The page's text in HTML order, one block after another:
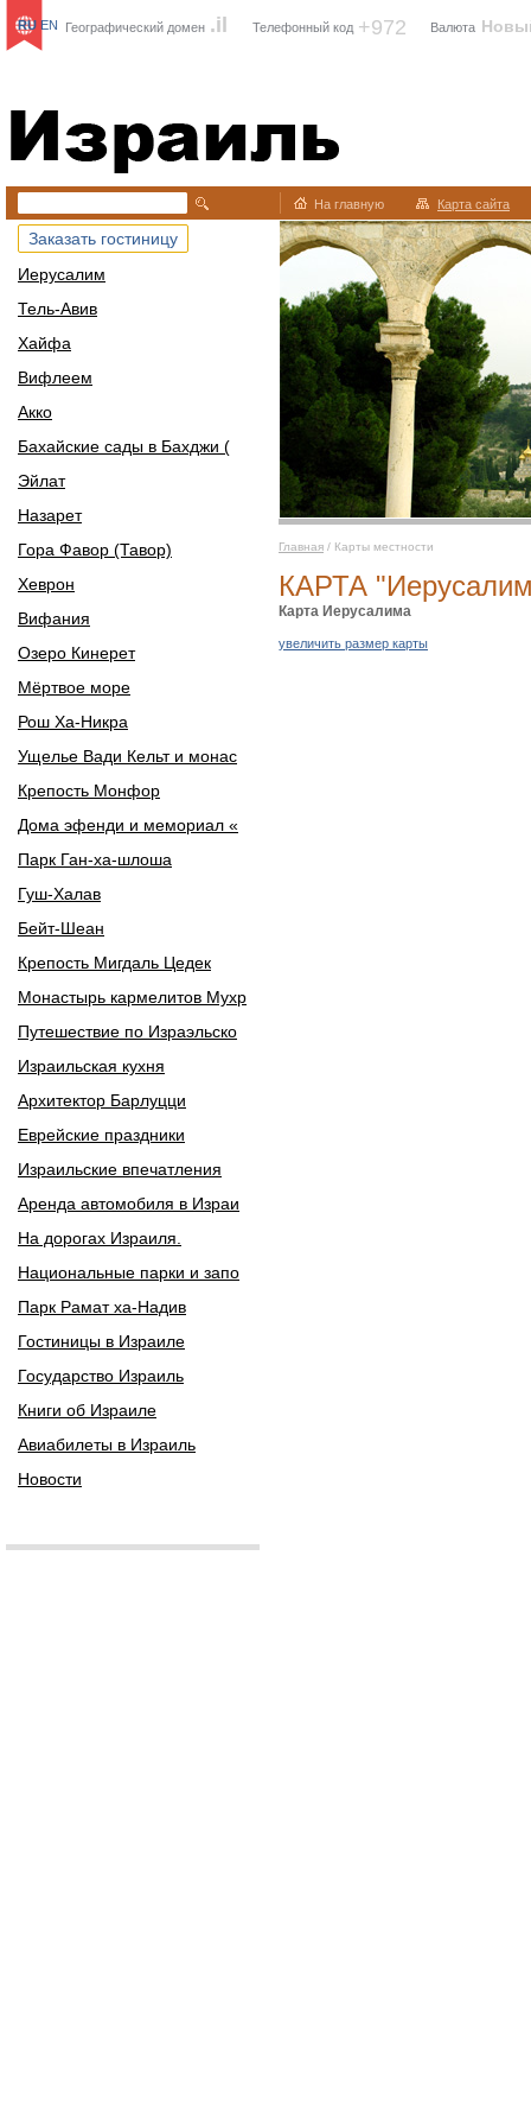
Израиль
Географический домен .il Телефонный код +972 Валюта
RU EN
На главную Карта сайта
Заказать гостиницу
Иерусалим
Тель-Авив
Хайфа
Вифлеем
Акко
Бахайские сады в Бахджи (
Эйлат
Назарет
Гора Фавор (Тавор)
Хеврон
Вифания
Озеро Кинерет
Мёртвое море
Рош Ха-Никра
Ущелье Вади Кельт и монас
Крепость Монфор
Дома эфенди и мемориал «
Парк Ган-ха-шлоша
Гуш-Халав
Бейт-Шеан
Крепость Мигдаль Цедек
Монастырь кармелитов Мухр
Путешествие по Израэльско
Израильская кухня
Архитектор Барлуцци
Еврейские праздники
Израильские впечатления
Аренда автомобиля в Израи
На дорогах Израиля.
Национальные парки и запо
Парк Рамат ха-Надив
Гостиницы в Израиле
Государство Израиль
Книги об Израиле
Авиабилеты в Израиль
Новости
Главная / Карты местности
КАРТА
Карта Иерусалима
увеличить размер карты